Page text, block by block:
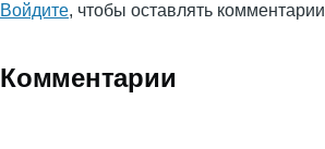
Войдите, чтобы оставлять комментарии
Комментарии